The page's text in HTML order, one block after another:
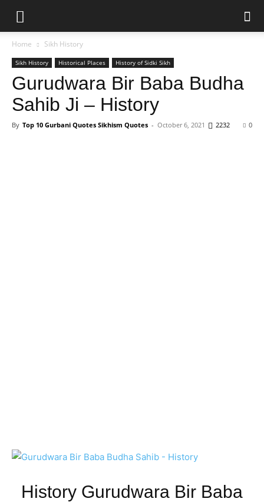
Home Sikh History
Sikh History Historical Places History of Sidki Sikh
Gurudwara Bir Baba Budha
Sahib Ji – History
By Top 10 Gurbani Quotes Sikhism Quotes - October 6, 2021 0
2232
History Gurudwara Bir Baba